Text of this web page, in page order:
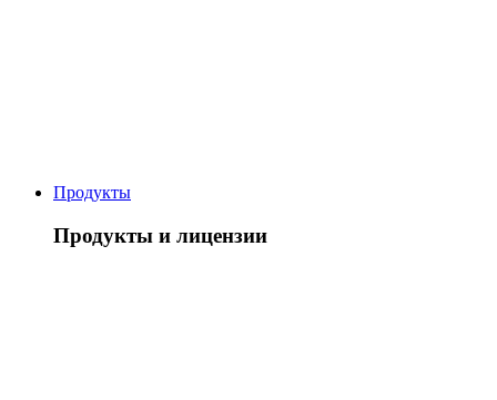
Продукты
Продукты и лицензии